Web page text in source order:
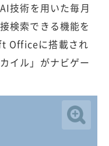
技術を用いた毎月
検索できる機能を
Officeに搭載され
イル」がナビゲー